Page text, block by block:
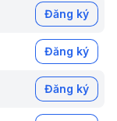
Đăng ký
Đăng ký
Đăng ký